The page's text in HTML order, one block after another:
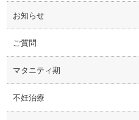
お知らせ
ご質問
マタニティ期
不妊治療